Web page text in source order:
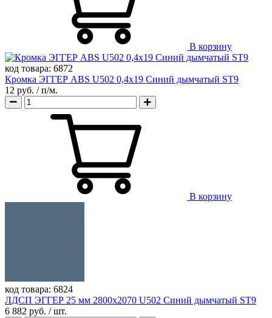
В корзину
код товара: 6872
Кромка ЭГГЕР ABS U502 0,4х19 Синий дымчатый ST9
12 руб. / п/м.
В корзину
код товара: 6824
ЛДСП ЭГГЕР 25 мм 2800х2070 U502 Синий дымчатый ST9
6 882 руб. / шт.